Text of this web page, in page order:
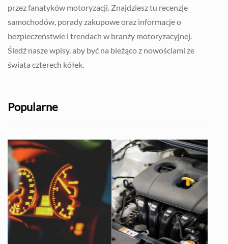
przez fanatyków motoryzacji. Znajdziesz tu recenzje
samochodów, porady zakupowe oraz informacje o
bezpieczeństwie i trendach w branży motoryzacyjnej.
Śledź nasze wpisy, aby być na bieżąco z nowościami ze
świata czterech kółek.
Popularne